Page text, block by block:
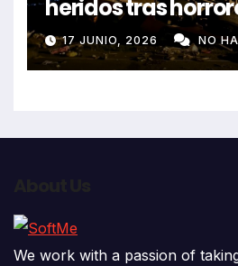
heridos tras
despiste de bus
que impactó
17 JUNIO, 2026 NO
We work with a passion of